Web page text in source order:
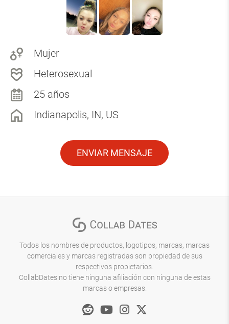
Mujer
Heterosexual
25 años
Indianapolis, IN, US
ENVIAR MENSAJE
Todos los nombres de productos, logotipos, marcas, marcas
comerciales y marcas registradas son propiedad de sus
respectivos propietarios.
CollabDates no tiene ninguna afiliación con ninguna de estas
marcas o empresas.